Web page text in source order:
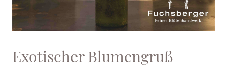
Exotischer Blumengruß